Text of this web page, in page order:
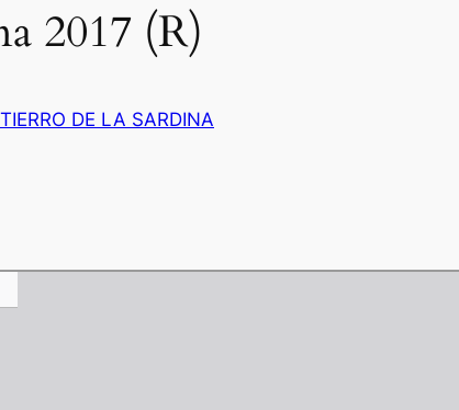
2017 (R)
DE LA SARDINA